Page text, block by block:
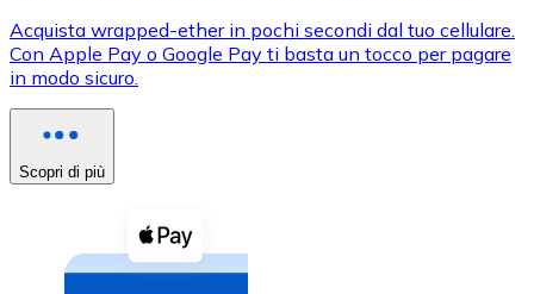
XRP
Acquista criptovalute in contanti e altri mezzi di
Acquista wrapped-ether in pochi secondi dal tuo cellulare.
Con Apple Pay o Google Pay ti basta un tocco per pagare
in modo sicuro.
Scopri di più